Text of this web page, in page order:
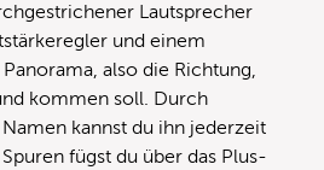
Lautsprecher
und einem
also die Richtung,
kommen soll. Durch
kannst du ihn jederzeit
fügst du über das Plus-